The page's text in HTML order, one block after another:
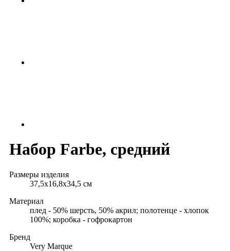
Набор Farbe, средний
Размеры изделия
37,5х16,8х34,5 см
Материал
плед - 50% шерсть, 50% акрил; полотенце - хлопок
100%; коробка - гофрокартон
Бренд
Very Marque